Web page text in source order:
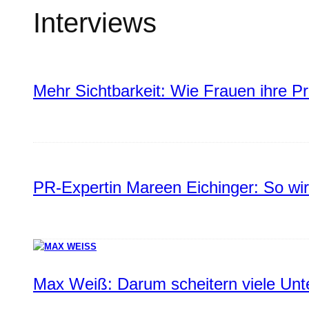
Interviews
Mehr Sichtbarkeit: Wie Frauen ihre
PR-Expertin Mareen Eichinger: So
Max Weiß: Darum scheitern viele